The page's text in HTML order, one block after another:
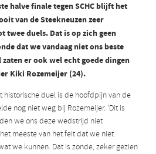
halve finale tegen SCHC blijft het
van de Steekneuzen zeer
duels. Dat is op zich geen
dat we vandaag niet ons beste
er ook wel echt goede dingen
Kiki Rozemeijer (24).
historische duel is de hoofdpijn van de
nog niet weg bij Rozemeijer. ‘Dit is
we ons deze wedstrijd niet
meeste van het feit dat we niet
we kunnen. Dat is zonde, zeker gezien